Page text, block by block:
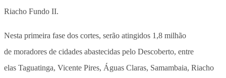
Riacho Fundo II.
Nesta primeira fase dos cortes, serão atingidos 1,8 milhão
de moradores de cidades abastecidas pelo Descoberto, entre
elas Taguatinga, Vicente Pires, Águas Claras, Samambaia, Riacho